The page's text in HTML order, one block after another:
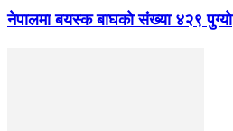
नेपालमा बयस्क बाघको संख्या ४२९ पुग्यो